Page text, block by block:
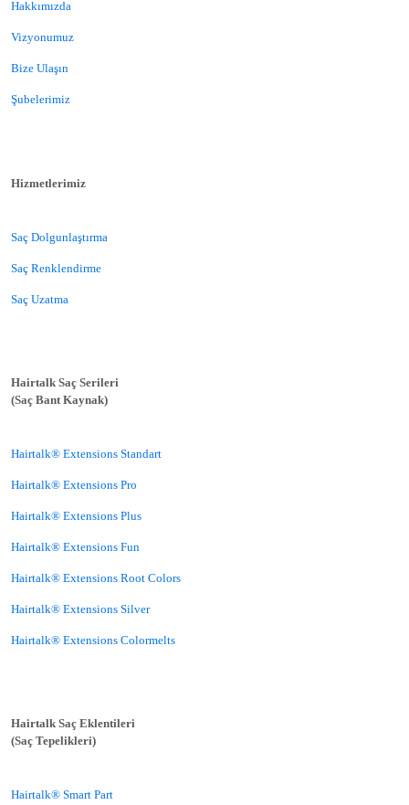
Hakkımızda
Vizyonumuz
Bize Ulaşın
Şubelerimiz
Hizmetlerimiz
Saç Dolgunlaştırma
Saç Renklendirme
Saç Uzatma
Hairtalk Saç Serileri
(Saç Bant Kaynak)
Hairtalk® Extensions Standart
Hairtalk® Extensions Pro
Hairtalk® Extensions Plus
Hairtalk® Extensions Fun
Hairtalk® Extensions Root Colors
Hairtalk® Extensions Silver
Hairtalk® Extensions Colormelts
Hairtalk Saç Eklentileri
(Saç Tepelikleri)
Hairtalk® Smart Part